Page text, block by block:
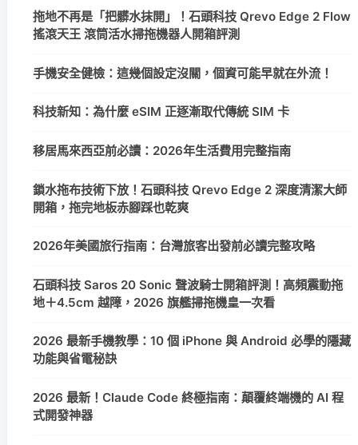
拖地不再是「把髒水抹開」！石頭科技 Qrevo Edge 2 Flow
搖滾天王 滾筒活水掃拖機器人開箱評測
手機安全健檢：這幾個設定沒關，個資可能早就在外流！
科技新知：為什麼 eSIM 正逐漸取代傳統 SIM 卡
移居馬來西亞前必讀：2026年生活費用完整指南
鎖水拖布技術下放！石頭科技 Qrevo Edge 2 深度清潔大師
開箱，拖完地板赤腳踩也乾爽
2026年美國旅行指南：台灣旅客出發前必讀完整攻略
石頭科技 Saros 20 Sonic 聲波騎士開箱評測！高頻震動拖
地＋4.5cm 越障，2026 旗艦掃拖機皇一次看
2026 最新手機教學：10 個 iPhone 與 Android 必學的隱藏
功能與省電秘訣
2026 最新！Claude Code 終極指南：顛覆終端機的 AI 程
式開發神器